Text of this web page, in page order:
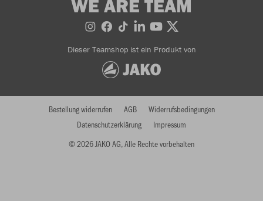
WE ARE TEAM
Dieser Teamshop ist ein Produkt von
© 2026 JAKO AG, Alle Rechte vorbehalten
Bestellung widerrufen AGB
Widerrufsbedingungen
Datenschutzerklärung
Impressum